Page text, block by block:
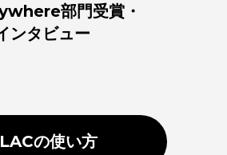
LACの使い方